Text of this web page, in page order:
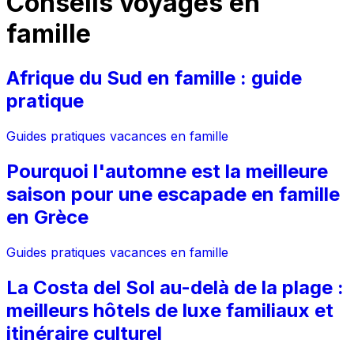
famille
Afrique du Sud en famille : guide
pratique
Guides pratiques vacances en famille
Pourquoi l'automne est la meilleure
saison pour une escapade en famille
en Grèce
Guides pratiques vacances en famille
La Costa del Sol au-delà de la plage :
meilleurs hôtels de luxe familiaux et
itinéraire culturel